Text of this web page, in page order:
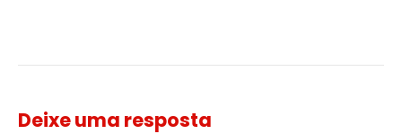
Deixe uma resposta